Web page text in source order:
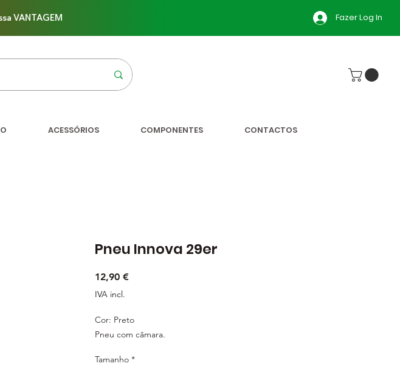
VANTAGEM Fazer Log In
ACESSÓRIOS COMPONENTES CONTACTOS
Pneu Innova 29er
12,90 €Preço
IVA incl.
Cor: Preto
Pneu com câmara.
Tamanho *